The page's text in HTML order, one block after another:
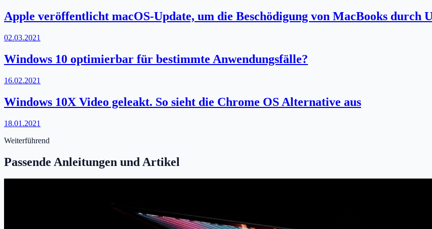
Apple veröffentlicht macOS-Update, um die Beschödigung von MacBooks durch
02.03.2021
Windows 10 optimierbar für bestimmte Anwendungsfälle?
16.02.2021
Windows 10X Video geleakt. So sieht die Chrome OS Alternative aus
18.01.2021
Weiterführend
Passende Anleitungen und Artikel